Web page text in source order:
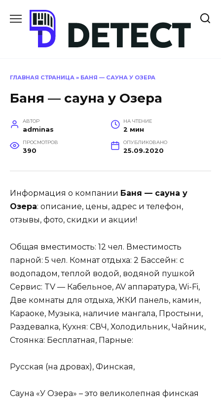
содержанию
ГЛАВНАЯ СТРАНИЦА » БАНЯ — САУНА У ОЗЕРА
Баня — сауна у Озера
АВТОР
adminas
НА ЧТЕНИЕ
2 мин
ПРОСМОТРОВ
390
ОПУБЛИКОВАНО
25.09.2020
Информация о компании Баня — сауна у
Озера: описание, цены, адрес и телефон,
отзывы, фото, скидки и акции!
Общая вместимость: 12 чел. Вместимость
парной: 5 чел. Комнат отдыха: 2 Бассейн: с
водопадом, теплой водой, водяной пушкой
Сервис: TV — Кабельное, AV аппаратура, Wi-Fi,
Две комнаты для отдыха, ЖКИ панель, камин,
Караоке, Музыка, наличие мангала, Простыни,
Раздевалка, Кухня: СВЧ, Холодильник, Чайник,
Стоянка: Бесплатная, Парные:
Русская (на дровах), Финская,
Сауна «У Озера» – это великолепная финская